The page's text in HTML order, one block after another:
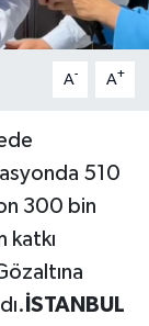
A- A+
510
300 bin
katkı
İSTANBUL